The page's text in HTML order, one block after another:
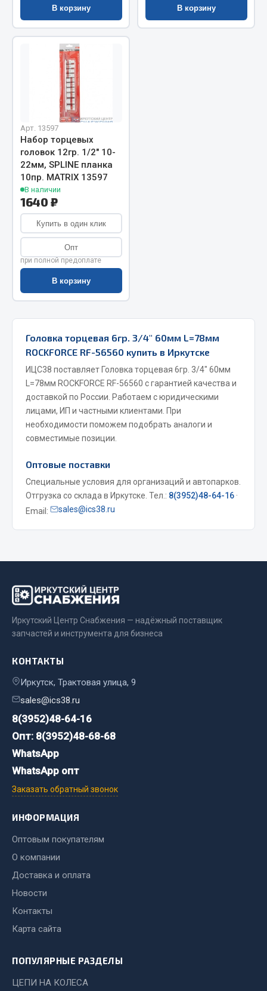
Запчасти КамАЗ
Двигатель
Система питания
Система выпуска газа
Система охлаждения
Сцепление
Коробка передач
Коробка передач ZF
Показать ещё
Весь раздел
Запчасти МАЗ
Система питания
Подвеска
Тормозная система
Двери
Окно ветровое
Двигатель
Электрооборудование
Показать ещё
Весь раздел
Двигатель
Мост задний
Система питания
Система выпуска газа
Сцепление
Показать ещё
Весь раздел
Запчасти ЯМЗ
Система выпуска газа
Система охлаждения
Коробка передач
Рулевое управление
Тормозная система
Весь раздел
Запчасти HOWO
Система охлаждения
В корзину В корзину
Арт. 13597
Набор торцевых
головок 12гр. 1/2" 10-
22мм, SPLINE планка
10пр. MATRIX 13597
В наличии
1640 ₽
Купить в один клик
Опт
при полной предоплате
В корзину
Головка торцевая 6гр. 3/4" 60мм L=78мм
ROCKFORCE RF-56560 купить в Иркутске
ИЦС38 поставляет Головка торцевая 6гр. 3/4" 60мм
L=78мм ROCKFORCE RF-56560 с гарантией качества и
доставкой по России. Работаем с юридическими
лицами, ИП и частными клиентами. При
необходимости поможем подобрать аналоги и
совместимые позиции.
Оптовые поставки
Специальные условия для организаций и автопарков.
Отгрузка со склада в Иркутске. Тел.: 8(3952)48-64-16 ·
Email:
sales@ics38.ru
Иркутский Центр Снабжения — надёжный поставщик
запчастей и инструмента для бизнеса
КОНТАКТЫ
Иркутск, Трактовая улица, 9
sales@ics38.ru
8(3952)48-64-16
Опт: 8(3952)48-68-68
WhatsApp
WhatsApp опт
Заказать обратный звонок
ИНФОРМАЦИЯ
Оптовым покупателям
О компании
Доставка и оплата
Новости
Контакты
Карта сайта
ПОПУЛЯРНЫЕ РАЗДЕЛЫ
ЦЕПИ НА КОЛЕСА